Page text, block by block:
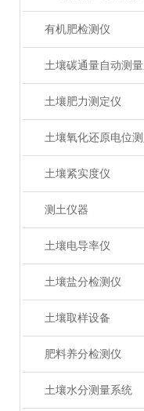
有机肥检测仪
土壤碳通量自动测
土壤肥力测定仪
土壤氧化还原电位
土壤紧实度仪
测土仪器
土壤电导率仪
土壤盐分检测仪
土壤取样设备
肥料养分检测仪
土壤水分测量系统